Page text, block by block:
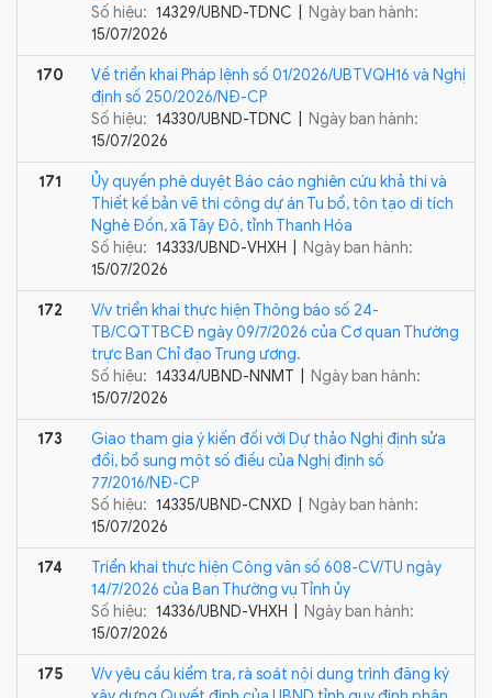
Số hiệu: 14329/UBND-TDNC |
Ngày ban hành:
15/07/2026
170
Về triển khai Pháp lệnh số 01/2026/UBTVQH16 và Nghị
định số 250/2026/NĐ-CP
Số hiệu: 14330/UBND-TDNC |
Ngày ban hành:
15/07/2026
171
Ủy quyền phê duyệt Báo cáo nghiên cứu khả thi và
Thiết kế bản vẽ thi công dự án Tu bổ, tôn tạo di tích
Nghè Đồn, xã Tây Đô, tỉnh Thanh Hóa
Số hiệu: 14333/UBND-VHXH |
Ngày ban hành:
15/07/2026
172
V/v triển khai thực hiện Thông báo số 24-
TB/CQTTBCĐ ngày 09/7/2026 của Cơ quan Thường
trực Ban Chỉ đạo Trung ương.
Số hiệu: 14334/UBND-NNMT |
Ngày ban hành:
15/07/2026
173
Giao tham gia ý kiến đối với Dự thảo Nghị định sửa
đổi, bổ sung một số điều của Nghị định số
77/2016/NĐ-CP
Số hiệu: 14335/UBND-CNXD |
Ngày ban hành:
15/07/2026
174
Triển khai thực hiện Công văn số 608-CV/TU ngày
14/7/2026 của Ban Thường vụ Tỉnh ủy
Số hiệu: 14336/UBND-VHXH |
Ngày ban hành:
15/07/2026
175
V/v yêu cầu kiểm tra, rà soát nội dung trình đăng ký